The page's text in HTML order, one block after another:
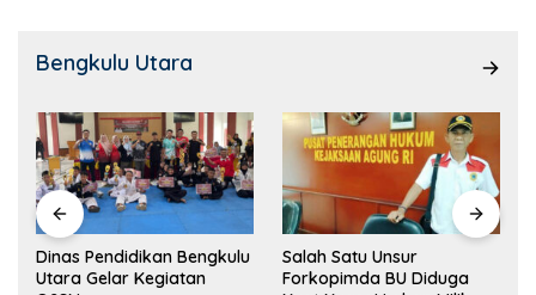
Bengkulu Utara
Dinas Pendidikan Bengkulu
Utara Gelar Kegiatan
Salah Satu Unsur
Forkopimda BU Diduga